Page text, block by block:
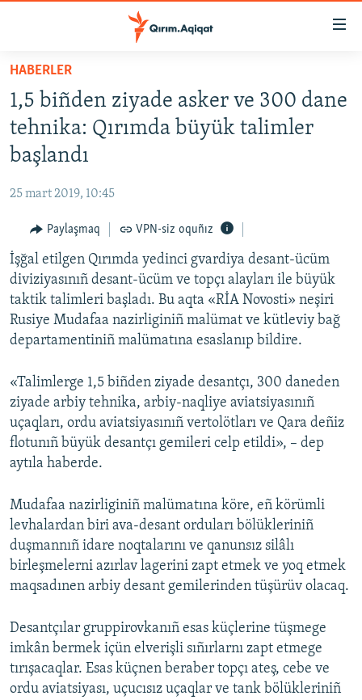
Esas
qaytmaq
Baş
navigatsiyağa
qaytmaq
Qıdıruvğa
HABERLER
SİYASET
İQTİSADİYAT
MEDENİYET
İNSAN AQLARI
VİDEO
SÜRET
BLOGLAR
FİKİR
Русский
Українською
QOŞULIÑIZ!
RFE/RS bütün saytları
HABERLER
1,5 biñden ziyade asker ve 300 dane
tehnika: Qırımda büyük talimler
başlandı
25 mart 2019, 10:45
Paylaşmaq VPN-siz oquñız
İşğal etilgen Qırımda yedinci gvardiya desant-ücüm
diviziyasınıñ desant-ücüm ve topçı alayları ile büyük
taktik talimleri başladı. Bu aqta «RİA Novosti» neşiri
Rusiye Mudafaa nazirliginiñ malümat ve kütleviy bağ
departamentiniñ malümatına esaslanıp bildire.
«Talimlerge 1,5 biñden ziyade desantçı, 300 daneden
ziyade arbiy tehnika, arbiy-naqliye aviatsiyasınıñ
uçaqları, ordu aviatsiyasınıñ vertolötları ve Qara deñiz
flotunıñ büyük desantçı gemileri celp etildi», – dep
aytıla haberde.
Mudafaa nazirliginiñ malümatına köre, eñ körümli
levhalardan biri ava-desant orduları bölükleriniñ
duşmannıñ idare noqtalarını ve qanunsız silâlı
birleşmelerni azırlav lagerini zapt etmek ve yoq etmek
maqsadınen arbiy desant gemilerinden tüşürüv olacaq.
Desantçılar gruppirovkanıñ esas küçlerine tüşmege
imkân bermek içün elverişli sıñırlarnı zapt etmege
tırışacaqlar. Esas küçnen beraber topçı ateş, cebe ve
ordu aviatsiyası, uçucısız uçaqlar ve tank bölükleriniñ